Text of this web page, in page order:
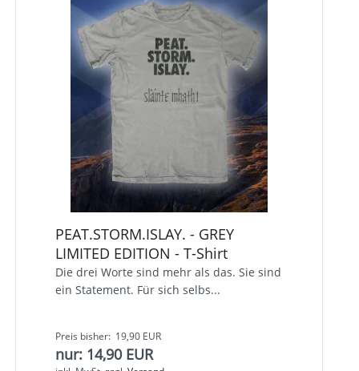
PEAT.STORM.ISLAY. - GREY
LIMITED EDITION - T-Shirt
Die drei Worte sind mehr als das. Sie sind
ein Statement. Für sich selbs...
Preis bisher: 19,90 EUR
nur: 14,90 EUR